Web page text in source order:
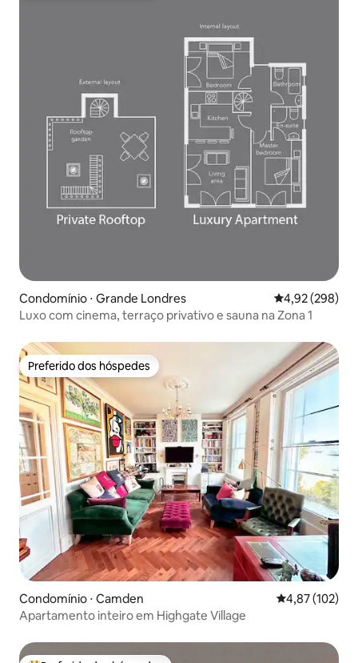
Condomínio ⋅ Grande Londres 4,92 de uma
4,92 (298)
Luxo com cinema, terraço privativo e sauna na Zona 1
Preferido dos hóspedes
Preferido dos hóspedes
Condomínio ⋅ Camden 4,87 de uma
4,87 (102)
Apartamento inteiro em Highgate Village